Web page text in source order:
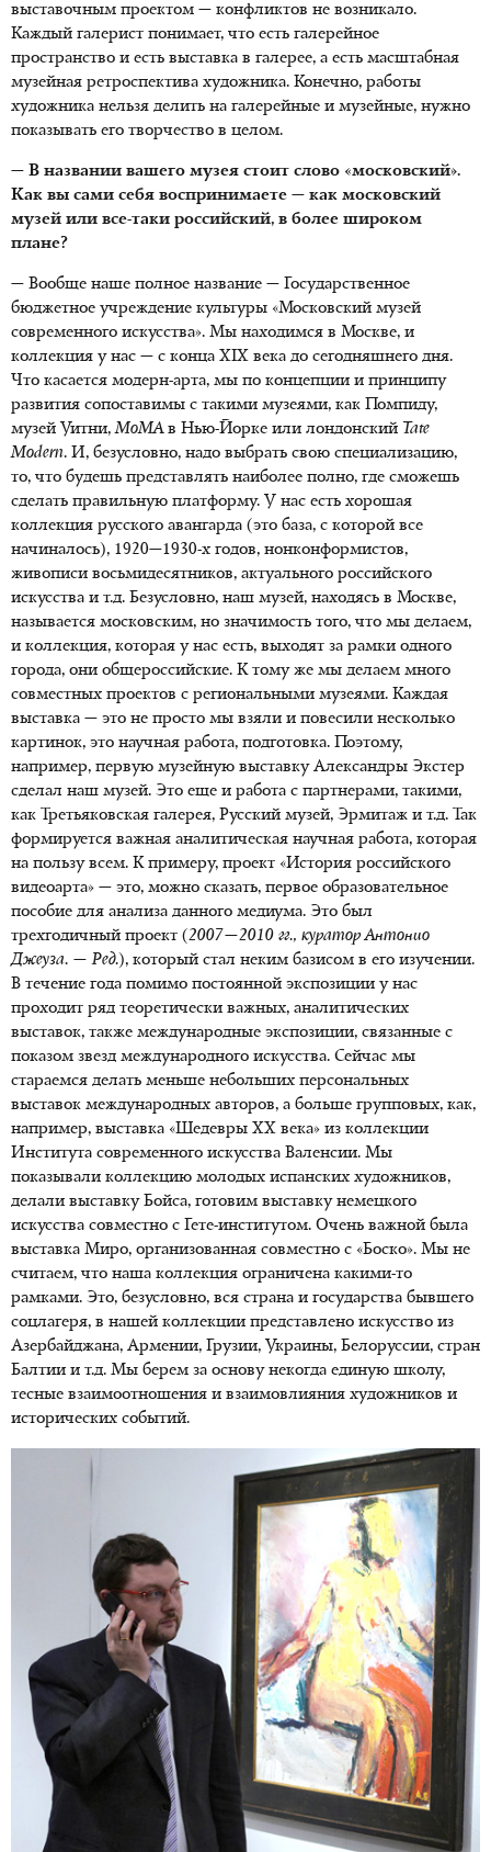
выставочным проектом — конфликтов не возникало.
Каждый галерист понимает, что есть галерейное
пространство и есть выставка в галерее, а есть масштабная
музейная ретроспектива художника. Конечно, работы
художника нельзя делить на галерейные и музейные, нужно
показывать его творчество в целом.
— В названии вашего музея стоит слово «московский».
Как вы сами себя воспринимаете — как московский
музей или все-таки российский, в более широком
плане?
— Вообще наше полное название — Государственное
бюджетное учреждение культуры «Московский музей
современного искусства». Мы находимся в Москве, и
коллекция у нас — с конца XIX века до сегодняшнего дня.
Что касается модерн-арта, мы по концепции и принципу
развития сопоставимы с такими музеями, как Помпиду,
музей Уитни,MoMAв Нью-Йорке или лондонский Tate
Modern. И, безусловно, надо выбрать свою специализацию,
то, что будешь представлять наиболее полно, где сможешь
сделать правильную платформу. У нас есть хорошая
коллекция русского авангарда (это база, с которой все
начиналось), 1920—1930-х годов, нонконформистов,
живописи восьмидесятников, актуального российского
искусства и т.д. Безусловно, наш музей, находясь в Москве,
называется московским, но значимость того, что мы делаем,
и коллекция, которая у нас есть, выходят за рамки одного
города, они общероссийские. К тому же мы делаем много
совместных проектов с региональными музеями. Каждая
выставка — это не просто мы взяли и повесили несколько
картинок, это научная работа, подготовка. Поэтому,
например, первую музейную выставку Александры Экстер
сделал наш музей. Это еще и работа с партнерами, такими,
как Третьяковская галерея, Русский музей, Эрмитаж и т.д. Так
формируется важная аналитическая научная работа, которая
на пользу всем. К примеру, проект «История российского
видеоарта» — это, можно сказать, первое образовательное
пособие для анализа данного медиума. Это был
трехгодичный проект (2007—2010 гг., куратор Антонио
Джеуза. — Ред.), который стал неким базисом в его изучении.
В течение года помимо постоянной экспозиции у нас
проходит ряд теоретически важных, аналитических
выставок, также международные экспозиции, связанные с
показом звезд международного искусства. Сейчас мы
стараемся делать меньше небольших персональных
выставок международных авторов, а больше групповых, как,
например, выставка «Шедевры XX века» из коллекции
Института современного искусства Валенсии. Мы
показывали коллекцию молодых испанских художников,
делали выставку Бойса, готовим выставку немецкого
искусства совместно с Гете-институтом. Очень важной была
выставка Миро, организованная совместно с «Боско». Мы не
считаем, что наша коллекция ограничена какими-то
рамками. Это, безусловно, вся страна и государства бывшего
соцлагеря, в нашей коллекции представлено искусство из
Азербайджана, Армении, Грузии, Украины, Белоруссии, стран
Балтии и т.д. Мы берем за основу некогда единую школу,
тесные взаимоотношения и взаимовлияния художников и
исторических событий.